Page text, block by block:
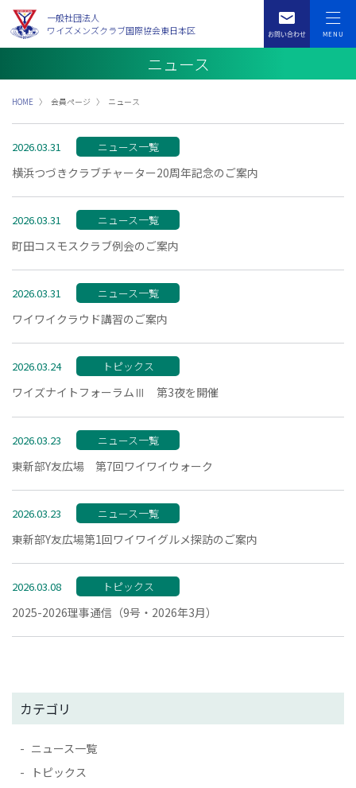
一般社団法人
ワイズメンズクラブ国際協会東日本区
ニュース
HOME 会員ページ ニュース
2026.03.31 ニュース一覧
横浜つづきクラブチャーター20周年記念のご案内
2026.03.31 ニュース一覧
町田コスモスクラブ例会のご案内
2026.03.31 ニュース一覧
ワイワイクラウド講習のご案内
2026.03.24 トピックス
ワイズナイトフォーラムⅢ 第3夜を開催
2026.03.23 ニュース一覧
東新部Y友広場 第7回ワイワイウォーク
2026.03.23 ニュース一覧
東新部Y友広場第1回ワイワイグルメ探訪のご案内
2026.03.08 トピックス
2025-2026理事通信（9号・2026年3月）
カテゴリ
ニュース一覧
トピックス